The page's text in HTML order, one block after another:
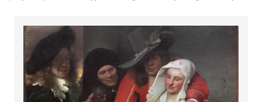
کلود مونه